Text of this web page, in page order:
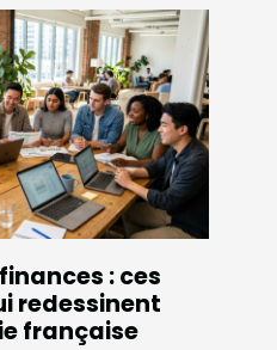
: ces
redessinent
française